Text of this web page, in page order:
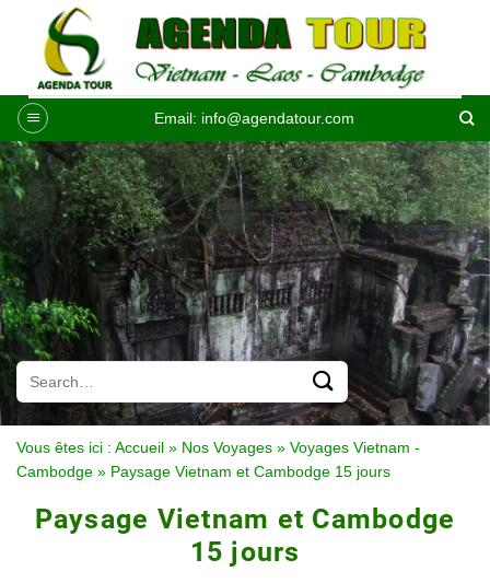
contenu
Email: info@agendatour.com
Vous êtes ici : Accueil » Nos Voyages » Voyages Vietnam -
Cambodge » Paysage Vietnam et Cambodge 15 jours
Paysage Vietnam et Cambodge
15 jours